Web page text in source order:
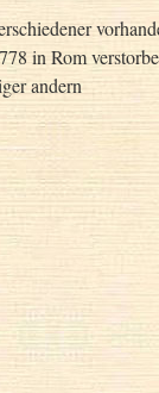
in Rom
andern